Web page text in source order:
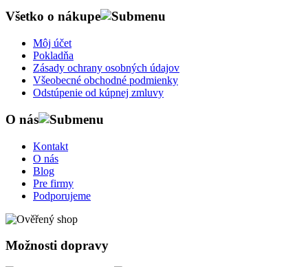
Všetko o nákupe
Môj účet
Pokladňa
Zásady ochrany osobných údajov
Všeobecné obchodné podmienky
Odstúpenie od kúpnej zmluvy
O nás
Kontakt
O nás
Blog
Pre firmy
Podporujeme
Možnosti dopravy